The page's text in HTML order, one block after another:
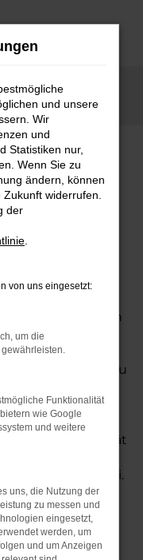
KGM Neuwagen –
geeignet
perfekt
Auto,
Florstadt und
dieses
sind
Bereich wie den
wie kurze
Lisson existiert
in der Wetterau
am Main
gelangt, darf
und viel Zeit für
von der Qualität
und erläutern
Sie vorbei.
und unsere
Wir
und
Statistiken nur,
Wenn Sie zu
ändern, können
widerrufen.
der
von uns eingesetzt:
um die
Funktionalität
wie Google
und weitere
uns, die Nutzung der
zu messen und
eingesetzt,
werden, um
und um Anzeigen